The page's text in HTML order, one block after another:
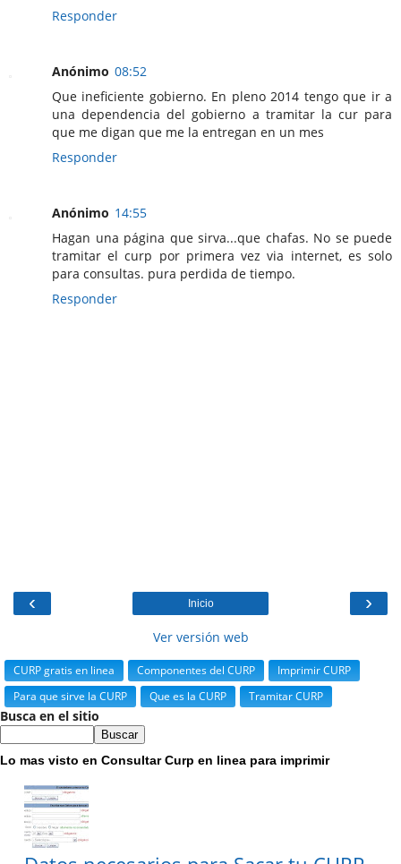
Responder
Anónimo 08:52
Que ineficiente gobierno. En pleno 2014 tengo que ir a
una dependencia del gobierno a tramitar la cur para
que me digan que me la entregan en un mes
Responder
Anónimo 14:55
Hagan una página que sirva...que chafas. No se puede
tramitar el curp por primera vez via internet, es solo
para consultas. pura perdida de tiempo.
Responder
‹ ›
Inicio
Ver versión web
CURP gratis en linea Componentes del CURP
Imprimir CURP
Para que sirve la CURP
Que es la CURP Tramitar CURP
Busca en el sitio
Lo mas visto en Consultar Curp en linea para imprimir